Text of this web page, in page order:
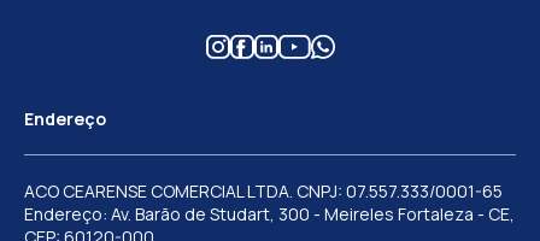
Endereço
ACO CEARENSE COMERCIAL LTDA. CNPJ: 07.557.333/0001-65
Endereço: Av. Barão de Studart, 300 - Meireles Fortaleza - CE,